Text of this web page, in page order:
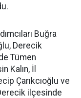
Buğra
Derecik
Tümen
Kalın, İl
Çarıkcıoğlu ve
ilçesinde